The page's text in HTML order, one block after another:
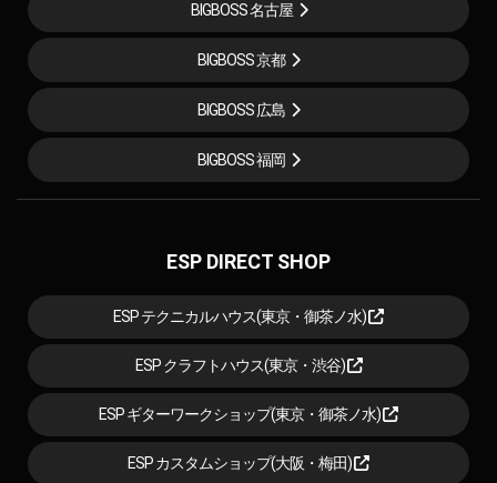
BIGBOSS 名古屋
BIGBOSS 京都
BIGBOSS 広島
BIGBOSS 福岡
ESP DIRECT SHOP
ESP テクニカルハウス(東京・御茶ノ水)
ESP クラフトハウス(東京・渋谷)
ESP ギターワークショップ(東京・御茶ノ水)
ESP カスタムショップ(大阪・梅田)